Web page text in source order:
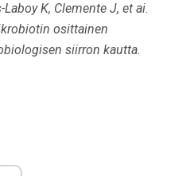
K, Clemente J, et ai.
osittainen
siirron kautta.